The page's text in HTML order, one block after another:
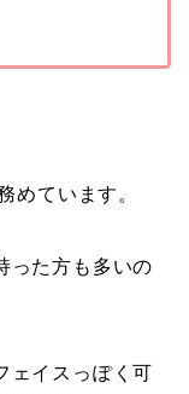
めています。
った方も多いの
ェイスっぽく可